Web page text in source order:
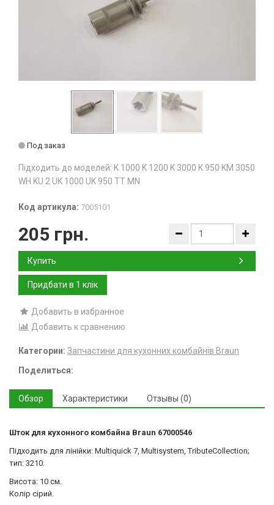
Под заказ
Підходить до моделей: K 1000 K 1200 K 3000 K 950 KM 3050
WH KU 2 UK 1000 UK 950 TT MN
Код артикула: 7005101
205 грн.
Купить
Добавить в избранное
Добавить к сравнению
Категории: Запчастини для кухонних комбайнів Braun
Поделиться:
Обзор Характеристики Отзывы (0)
Шток для кухонного комбайна Braun 67000546
Підходить для лінійки: Multiquick 7, Multisystem, TributeCollection;
тип: 3210.
Висота: 10 см.
Колір сірий.